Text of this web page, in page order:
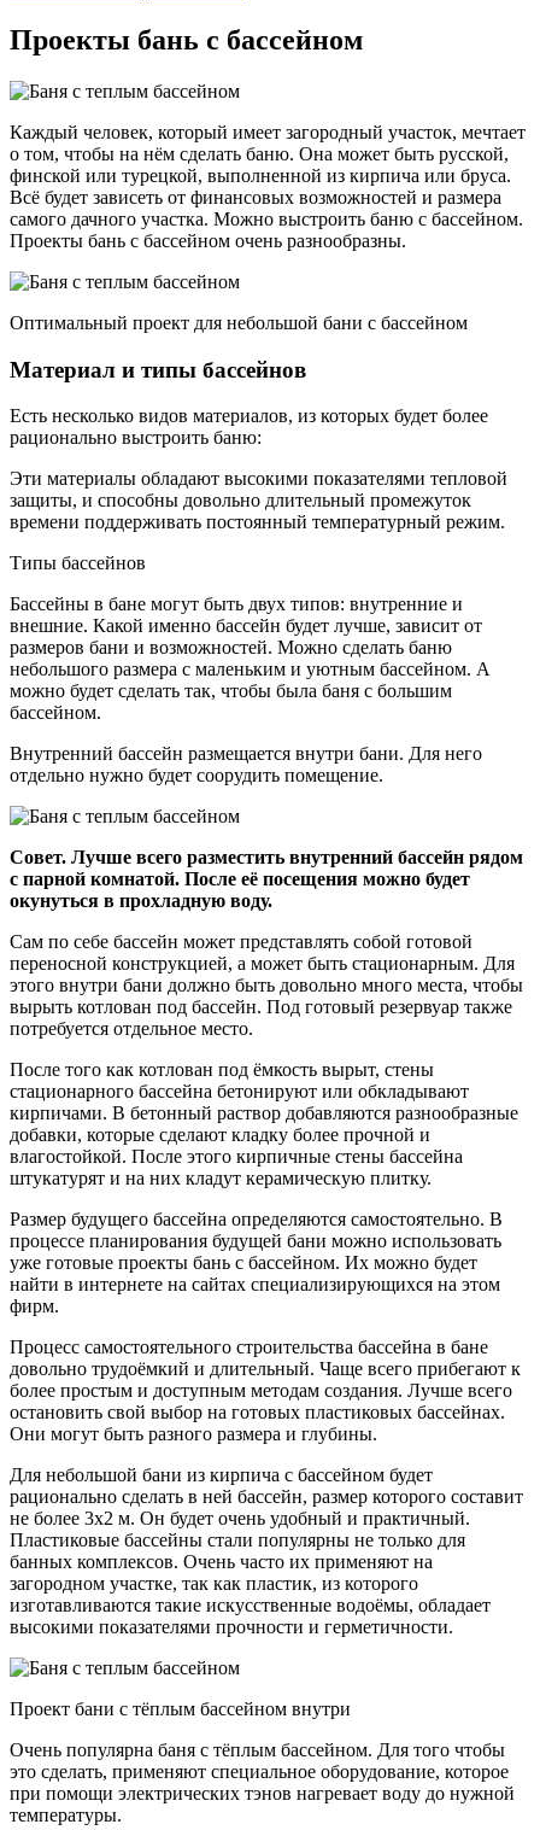
Проекты бань с бассейном
Каждый человек, который имеет загородный участок, мечтает
о том, чтобы на нём сделать баню. Она может быть русской,
финской или турецкой, выполненной из кирпича или бруса.
Всё будет зависеть от финансовых возможностей и размера
самого дачного участка. Можно выстроить баню с бассейном.
Проекты бань с бассейном очень разнообразны.
Оптимальный проект для небольшой бани с бассейном
Материал и типы бассейнов
Есть несколько видов материалов, из которых будет более
рационально выстроить баню:
Эти материалы обладают высокими показателями тепловой
защиты, и способны довольно длительный промежуток
времени поддерживать постоянный температурный режим.
Типы бассейнов
Бассейны в бане могут быть двух типов: внутренние и
внешние. Какой именно бассейн будет лучше, зависит от
размеров бани и возможностей. Можно сделать баню
небольшого размера с маленьким и уютным бассейном. А
можно будет сделать так, чтобы была баня с большим
бассейном.
Внутренний бассейн размещается внутри бани. Для него
отдельно нужно будет соорудить помещение.
Совет. Лучше всего разместить внутренний бассейн рядом
с парной комнатой. После её посещения можно будет
окунуться в прохладную воду.
Сам по себе бассейн может представлять собой готовой
переносной конструкцией, а может быть стационарным. Для
этого внутри бани должно быть довольно много места, чтобы
вырыть котлован под бассейн. Под готовый резервуар также
потребуется отдельное место.
После того как котлован под ёмкость вырыт, стены
стационарного бассейна бетонируют или обкладывают
кирпичами. В бетонный раствор добавляются разнообразные
добавки, которые сделают кладку более прочной и
влагостойкой. После этого кирпичные стены бассейна
штукатурят и на них кладут керамическую плитку.
Размер будущего бассейна определяются самостоятельно. В
процессе планирования будущей бани можно использовать
уже готовые проекты бань с бассейном. Их можно будет
найти в интернете на сайтах специализирующихся на этом
фирм.
Процесс самостоятельного строительства бассейна в бане
довольно трудоёмкий и длительный. Чаще всего прибегают к
более простым и доступным методам создания. Лучше всего
остановить свой выбор на готовых пластиковых бассейнах.
Они могут быть разного размера и глубины.
Для небольшой бани из кирпича с бассейном будет
рационально сделать в ней бассейн, размер которого составит
не более 3х2 м. Он будет очень удобный и практичный.
Пластиковые бассейны стали популярны не только для
банных комплексов. Очень часто их применяют на
загородном участке, так как пластик, из которого
изготавливаются такие искусственные водоёмы, обладает
высокими показателями прочности и герметичности.
Проект бани с тёплым бассейном внутри
Очень популярна баня с тёплым бассейном. Для того чтобы
это сделать, применяют специальное оборудование, которое
при помощи электрических тэнов нагревает воду до нужной
температуры.